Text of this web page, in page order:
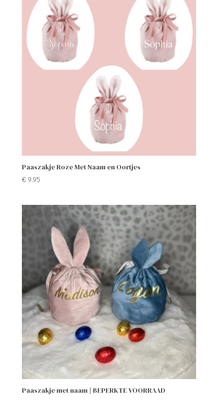
Paaszakje Roze Met Naam en Oortjes
€ 9,95
Paaszakje met naam | BEPERKTE VOORRAAD